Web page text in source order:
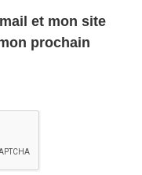
et mon site
prochain